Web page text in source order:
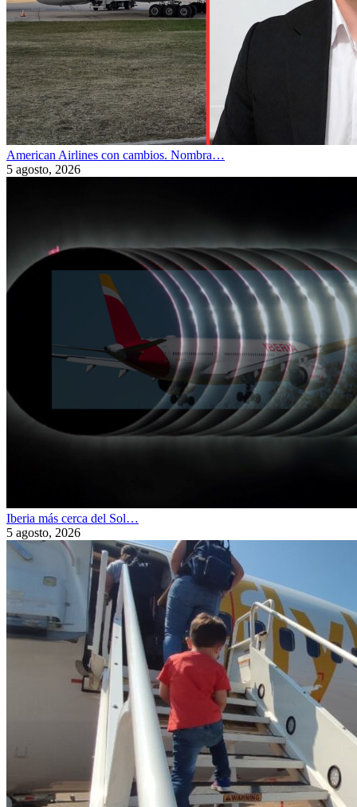
American Airlines con cambios. Nombra…
5 agosto, 2026
Iberia más cerca del Sol…
5 agosto, 2026